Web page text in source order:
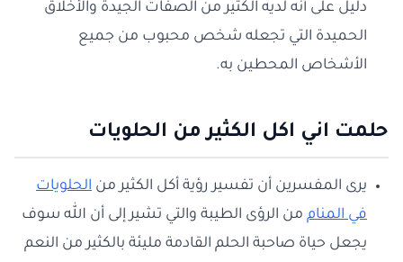
دليل على أنه لديه الكثير من الصفات الجيدة والأخلاق
الحميدة التي تجعله شخص محبوب من جميع
الأشخاص المحطين به.
حلمت اني اكل الكثير من الحلويات
يرى المفسرين أن تفسير رؤية أكل الكثير من الحلويات
في المنام من الرؤى الطيبة والتي تشير إلى أن الله سوف
يجعل حياة صاحبة الحلم القادمة مليئة بالكثير من النعم